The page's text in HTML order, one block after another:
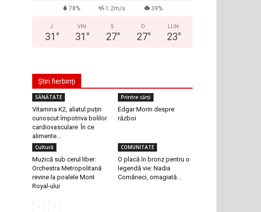
78% 1.2m/s 39%
J
31 °
VIN
31 °
S
27°
D
27°
LUN
23°
Știri fierbinți
SĂNĂTATE
Vitamina K2, aliatul puțin
cunoscut împotriva bolilor
cardiovasculare: În ce
alimente...
Printre cărți
Edgar Morin despre
război
Cultură
Muzică sub cerul liber:
Orchestra Metropolitană
revine la poalele Mont
Royal-ului
COMUNITATE
O placă în bronz pentru o
legendă vie: Nadia
Comăneci, omagiată...